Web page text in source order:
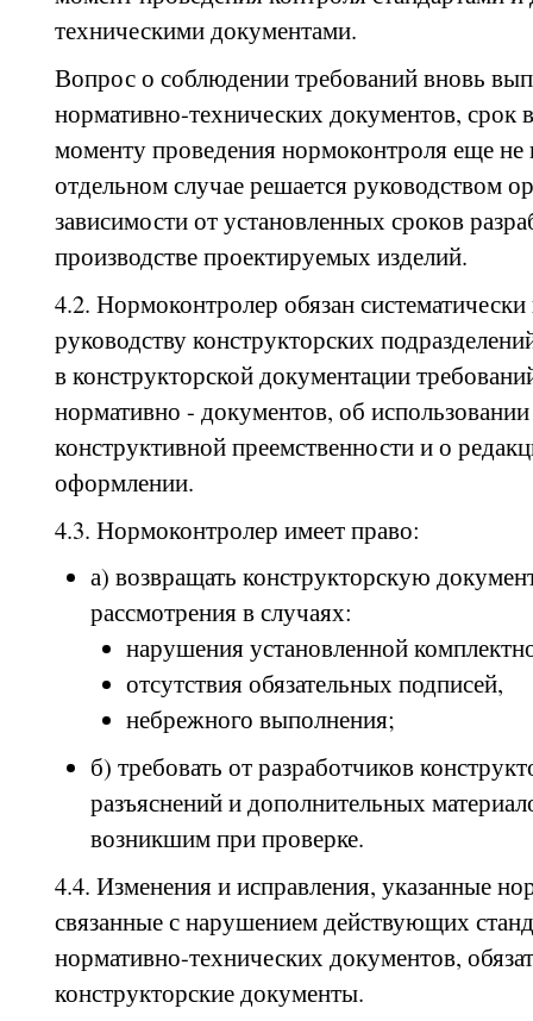
техническими документами.
Вопрос о соблюдении требований вновь
нормативно-технических документов, срок
моменту проведения нормоконтроля еще
отдельном случае решается руководством
зависимости от установленных сроков
производстве проектируемых изделий.
4.2. Нормоконтролер обязан систематически
руководству конструкторских
в конструкторской документации
нормативно - документов, об
конструктивной преемственности и о
оформлении.
4.3. Нормоконтролер имеет право:
а) возвращать конструкторскую
рассмотрения в случаях:
нарушения установленной
отсутствия обязательных подписей,
небрежного выполнения;
б) требовать от разработчиков
разъяснений и дополнительных
возникшим при проверке.
4.4. Изменения и исправления, указанные
связанные с нарушением действующих
нормативно-технических документов,
конструкторские документы.